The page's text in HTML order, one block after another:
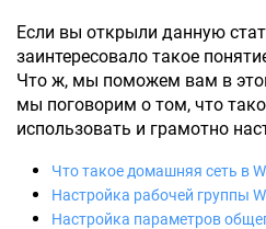
Если вы открыли данную
заинтересовало такое
Что ж, мы поможем вам в
мы поговорим о том, что
использовать и грамотно
Что такое домашняя сеть в
Настройка рабочей группы
Настройка параметров